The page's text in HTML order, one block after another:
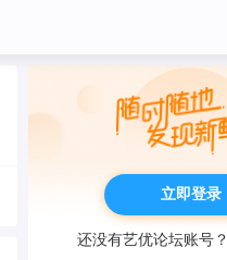
立即登录
还没有艺优论坛账号？